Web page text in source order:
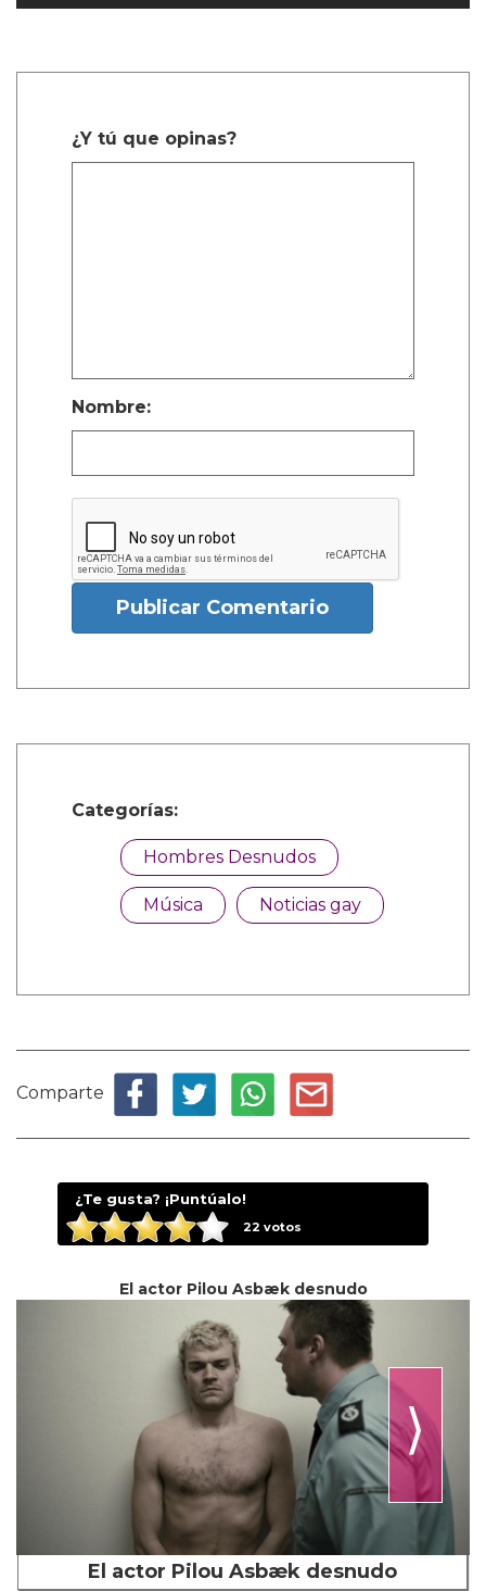
¿Y tú que opinas?
Nombre:
Publicar Comentario
Categorías:
Hombres Desnudos
Música Noticias gay
Comparte
¿Te gusta? ¡Puntúalo!
22 votos
El actor Pilou Asbæk desnudo
⟩
El actor Pilou Asbæk desnudo